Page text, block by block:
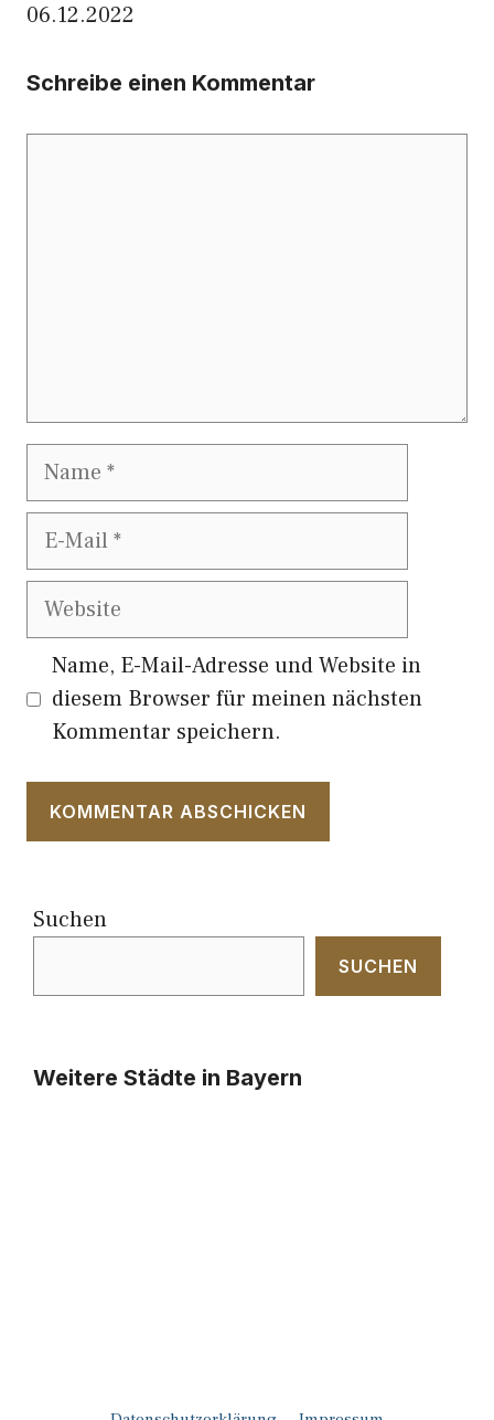
06.12.2022
Schreibe einen Kommentar
Name
E-
Website
Name, E-Mail-Adresse und Website in
diesem Browser für meinen nächsten
Kommentar speichern.
Suchen
SUCHEN
Weitere Städte in Bayern